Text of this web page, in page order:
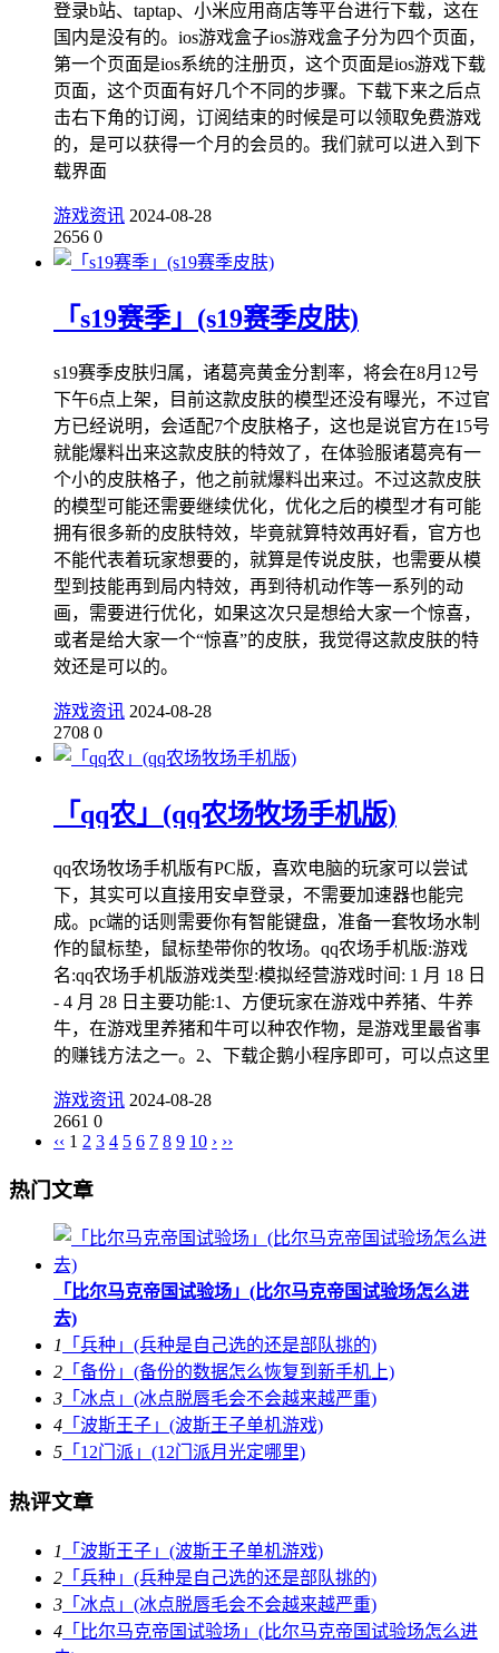
登录b站、taptap、小米应用商店等平台进行下载，这在
国内是没有的。ios游戏盒子ios游戏盒子分为四个页面，
第一个页面是ios系统的注册页，这个页面是ios游戏下载
页面，这个页面有好几个不同的步骤。下载下来之后点
击右下角的订阅，订阅结束的时候是可以领取免费游戏
的，是可以获得一个月的会员的。我们就可以进入到下
载界面
游戏资讯 2024-08-28
2656 0
「s19赛季」(s19赛季皮肤)
s19赛季皮肤归属，诸葛亮黄金分割率，将会在8月12号
下午6点上架，目前这款皮肤的模型还没有曝光，不过官
方已经说明，会适配7个皮肤格子，这也是说官方在15号
就能爆料出来这款皮肤的特效了，在体验服诸葛亮有一
个小的皮肤格子，他之前就爆料出来过。不过这款皮肤
的模型可能还需要继续优化，优化之后的模型才有可能
拥有很多新的皮肤特效，毕竟就算特效再好看，官方也
不能代表着玩家想要的，就算是传说皮肤，也需要从模
型到技能再到局内特效，再到待机动作等一系列的动
画，需要进行优化，如果这次只是想给大家一个惊喜，
或者是给大家一个“惊喜”的皮肤，我觉得这款皮肤的特
效还是可以的。
游戏资讯 2024-08-28
2708 0
「qq农」(qq农场牧场手机版)
qq农场牧场手机版有PC版，喜欢电脑的玩家可以尝试
下，其实可以直接用安卓登录，不需要加速器也能完
成。pc端的话则需要你有智能键盘，准备一套牧场水制
作的鼠标垫，鼠标垫带你的牧场。qq农场手机版:游戏
名:qq农场手机版游戏类型:模拟经营游戏时间: 1 月 18 日
- 4 月 28 日主要功能:1、方便玩家在游戏中养猪、牛养
牛，在游戏里养猪和牛可以种农作物，是游戏里最省事
的赚钱方法之一。2、下载企鹅小程序即可，可以点这里
游戏资讯 2024-08-28
2661 0
‹‹ 1 2 3 4 5 6 7 8 9 10 › ››
热门文章
「比尔马克帝国试验场」(比尔马克帝国试验场怎么进
去)
1 「兵种」(兵种是自己选的还是部队挑的)
2 「备份」(备份的数据怎么恢复到新手机上)
3 「冰点」(冰点脱唇毛会不会越来越严重)
4 「波斯王子」(波斯王子单机游戏)
5 「12门派」(12门派月光定哪里)
热评文章
1
「波斯王子」(波斯王子单机游戏)
2 「兵种」(兵种是自己选的还是部队挑的)
3 「冰点」(冰点脱唇毛会不会越来越严重)
4 「比尔马克帝国试验场」(比尔马克帝国试验场怎么进